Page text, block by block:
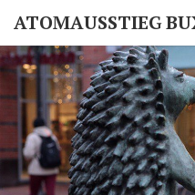
ATOMAUSSTIEG